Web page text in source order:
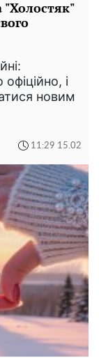
"Холостяк"
і
новим
11:29 15.02